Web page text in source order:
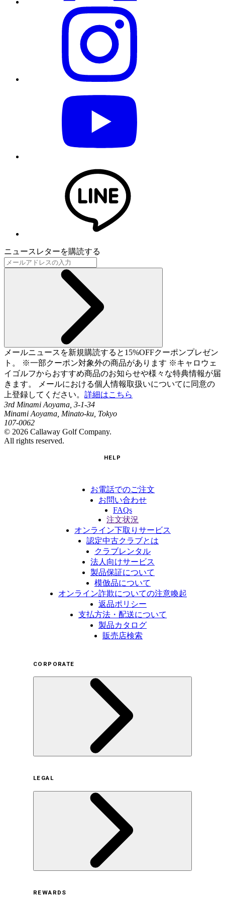
ニュースレターを購読する
メールニュースを新規購読すると15%OFFクーポンプレゼン
ト。 ※一部クーポン対象外の商品があります ※キャロウェ
イゴルフからおすすめ商品のお知らせや様々な特典情報が届
きます。 メールにおける個人情報取扱いについてに同意の
上登録してください。 詳細はこちら
3rd Minami Aoyama, 3-1-34
Minami Aoyama, Minato-ku, Tokyo
107-0062
© 2026 Callaway Golf Company.
All rights reserved.
HELP
お電話でのご注文
お問い合わせ
FAQs
注文状況
オンライン下取りサービス
認定中古クラブとは
クラブレンタル
法人向けサービス
製品保証について
模倣品について
オンライン詐欺についての注意喚起
返品ポリシー
支払方法・配送について
製品カタログ
販売店検索
CORPORATE
サステナビリティの取り組み（日本）
サステナビリティの取り組み（米国/英語）
ヒストリー
採用情報
LEGAL
REWARDS